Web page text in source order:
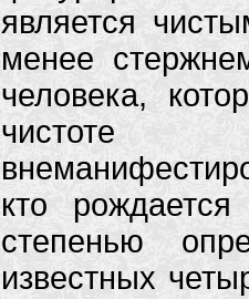
является
менее
человека,
чистоте
кто
степенью
известных